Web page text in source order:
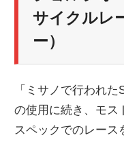
サイクルレ
ー）
「ミサノで行われ
の使用に続き、モス
スペックでのレース